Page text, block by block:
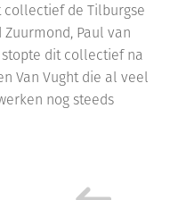
collectief de Tilburgse
Paul van
stopte dit collectief na
Van Vught die al veel
nog steeds